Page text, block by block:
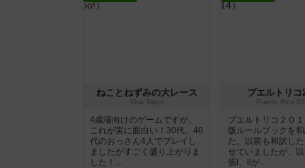
ねことねずみの大レース
Viva Topo!
4歳場向けのゲームですが、
これが実に面白い！30代、40
代のおっさん4人でプレイし
ましたがすごく盛り上がりま
した！...
プエルトリコ
Puerto Rico
プエルトリコ２０
版ルールブックを
た。以前も和訳し
せていましたが、
張Ⅰ、Ⅱが...